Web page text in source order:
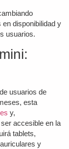
disponibilidad y
usuarios.
usuarios de
esta
y,
accesible en la
tablets,
y